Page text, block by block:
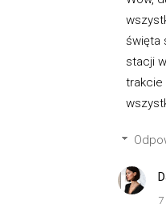
święta
stacji
trakcie